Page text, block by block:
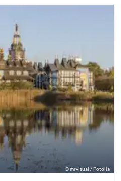
©mrvisual / Fotolia